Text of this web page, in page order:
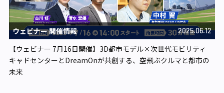
ウェビナー 開催情報 2025.06.12
【ウェビナー 7月16日開催】3D都市モデル×次世代モビリティ
キャドセンターとDreamOnが共創する、空飛ぶクルマと都市の
未来